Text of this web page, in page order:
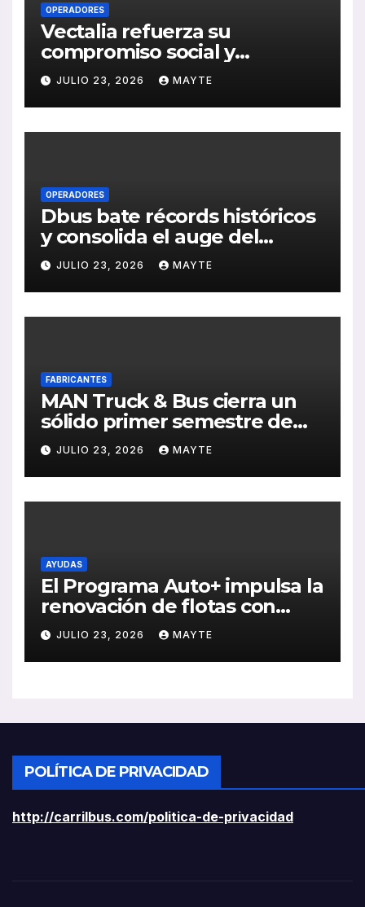
OPERADORES
Vectalia refuerza su
compromiso social y
medioambiental con la
publicación de su Memoria
de RSC 2025
JULIO 23, 2026 MAYTE
OPERADORES
Dbus bate récords históricos
y consolida el auge del
transporte público en San
Sebastián
JULIO 23, 2026 MAYTE
FABRICANTES
MAN Truck & Bus cierra un
sólido primer semestre de
2026 con crecimiento en
ventas, pedidos y
rentabilidad
JULIO 23, 2026 MAYTE
AYUDAS
El Programa Auto+ impulsa la
renovación de flotas con
ayudas a vehículos eléctricos
ligeros
JULIO 23, 2026 MAYTE
POLÍTICA DE PRIVACIDAD
http://carrilbus.com/politica-de-privacidad